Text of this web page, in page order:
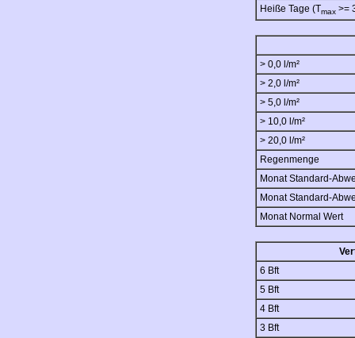
Heiße Tage (Tmax>=
> 0,0 l/m²
> 2,0 l/m²
> 5,0 l/m²
> 10,0 l/m²
> 20,0 l/m²
Regenmenge
Monat Standard-
Monat Standard-
Monat Normal Wert
6 Bft
5 Bft
4 Bft
3 Bft